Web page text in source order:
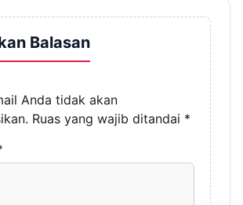
Balasan
Anda tidak akan
Ruas yang wajib ditandai *